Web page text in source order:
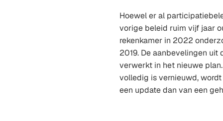
Hoewel er al
vorige beleid ruim vijf jaar
rekenkamer in 2022
2019. De aanbevelingen uit
verwerkt in het nieuwe
volledig is vernieuwd,
een update dan van een